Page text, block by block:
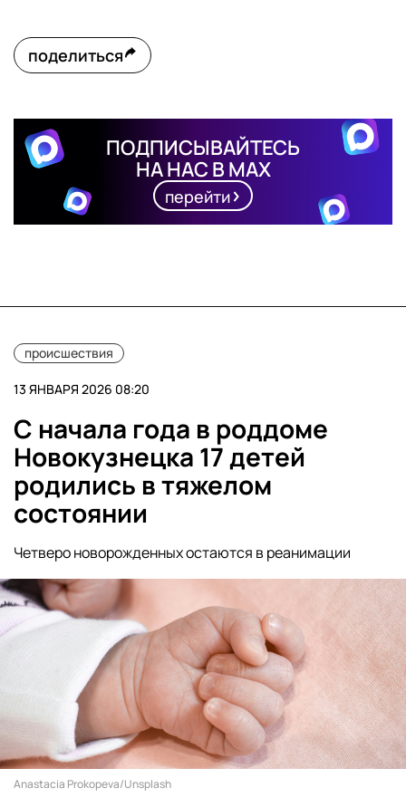
поделиться
ПОДПИСЫВАЙТЕСЬ
НА НАС В MAX
перейти
происшествия
13 ЯНВАРЯ 2026 08:20
С начала года в роддоме
Новокузнецка 17 детей
родились в тяжелом
состоянии
Четверо новорожденных остаются в реанимации
Anastacia Prokopeva/Unsplash